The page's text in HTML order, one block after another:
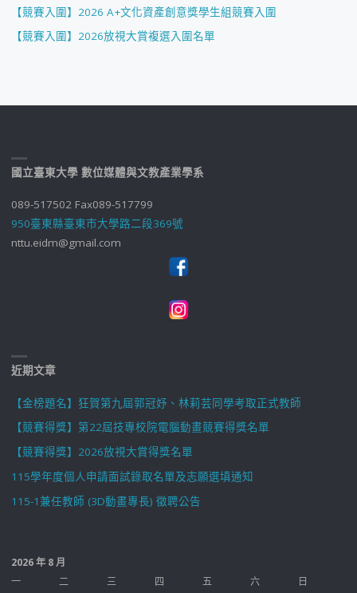
【競賽入圍】2026 A+文化資產創意獎學生組競賽入圍
【競賽入圍】2026放視大賞複選入圍名單
國立臺東大學 數位媒體與文教產業學系
089-517502 Fax089-517799
950臺東縣臺東市大學路二段369號
nttu.eidm@gmail.com
近期文章
【金榜題名】狂賀第九屆郭冠妤、林莉芸同學考取正式教師
【競賽得獎】第22屆技專校院電腦動畫競賽得獎名單
【競賽得獎】2026放視大賞得獎名單
115學年度個人申請面試錄取名單及志願選填通知
115-1兼任教師 (3D動畫專長) 徵聘公告
2026 年 8 月
一
二 三 四 五 六
日